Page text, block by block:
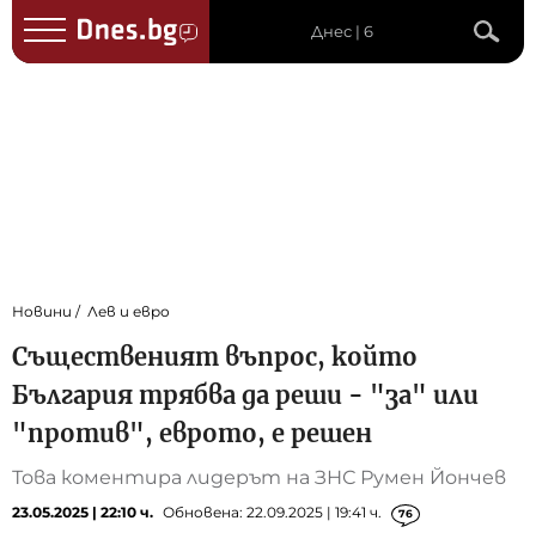
Днес | 6
Новини Лев и евро
Същественият въпрос, който
България трябва да реши - "за" или
"против", еврото, е решен
Това коментира лидерът на ЗНС Румен Йончев
23.05.2025 | 22:10 ч. Обновена: 22.09.2025 | 19:41 ч. 76